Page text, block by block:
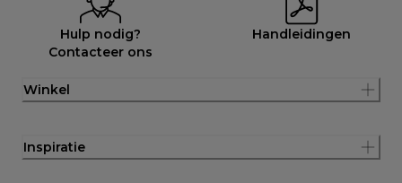
Hulp nodig?
Contacteer ons
Handleidingen
Winkel
Inspiratie